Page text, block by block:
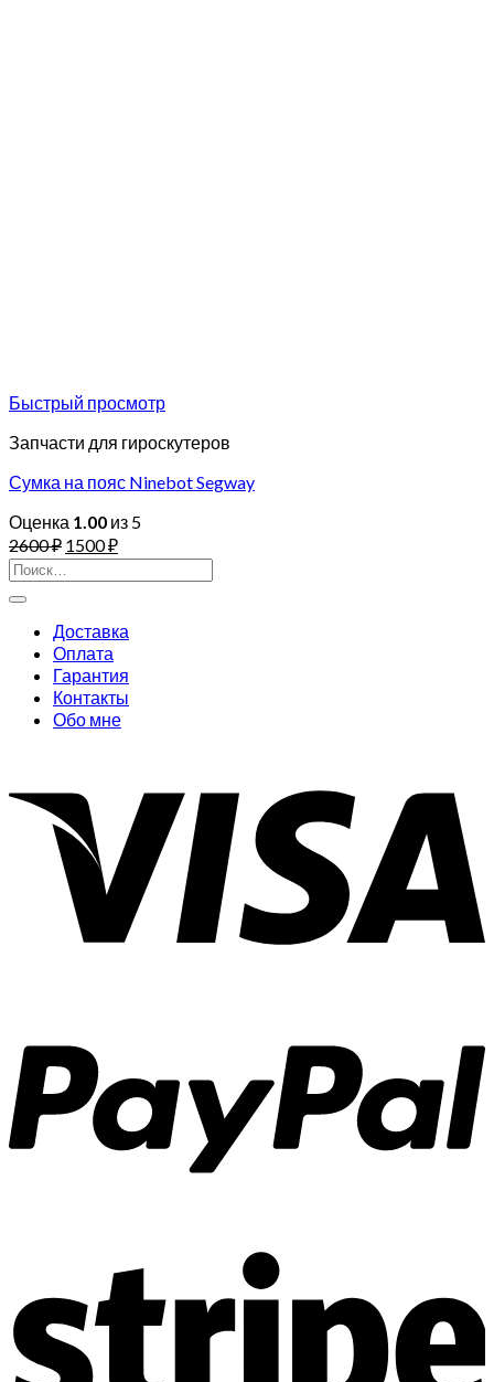
Быстрый просмотр
Запчасти для гироскутеров
Сумка на пояс Ninebot Segway
Оценка 1.00 из 5
2600₽ 1500₽
Искать:
Доставка
Оплата
Гарантия
Контакты
Обо мне